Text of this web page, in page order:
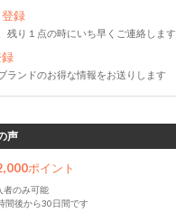
録
残り１点の時にいち早くご連絡します
ランドのお得な情報をお送りします
声
ポイント
者のみ可能
間後から30日間です